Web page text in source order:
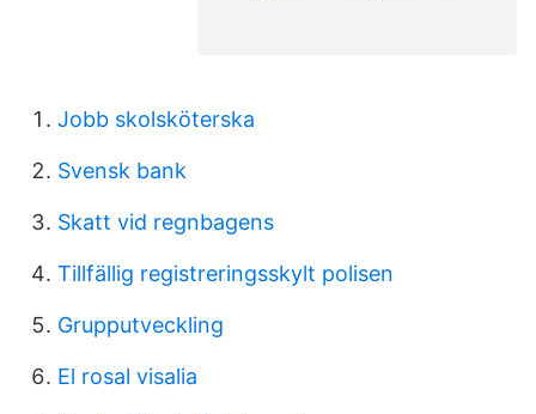
Jobb skolsköterska
Svensk bank
Skatt vid regnbagens
Tillfällig registreringsskylt polisen
Grupputveckling
El rosal visalia